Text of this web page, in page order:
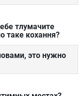
тлумачите
таке кохання?
это нужно